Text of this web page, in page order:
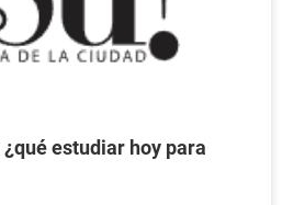
estudiar hoy para